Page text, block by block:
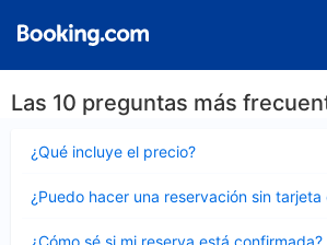
Las 10 preguntas más
¿Qué incluye el precio?
cerrado
¿Puedo hacer una reservación sin
cerrado
¿Cómo sé si mi reserva está confirmada?